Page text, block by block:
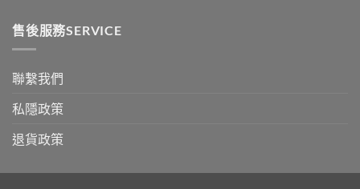
中
售後服務SERVICE
聯繫我們
私隱政策
退貨政策